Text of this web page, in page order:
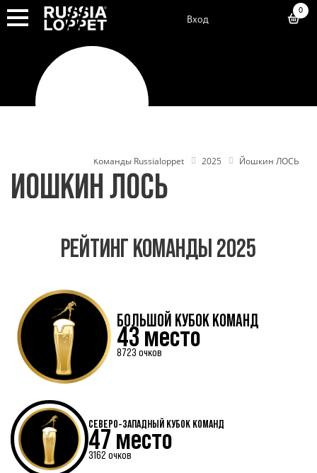
Вход
0
Команды Russialoppet 2025 Йошкин ЛОСЬ
ЙОШКИН ЛОСЬ
РЕЙТИНГ КОМАНДЫ 2025
БОЛЬШОЙ КУБОК КОМАНД
43 место
8723 очков
СЕВЕРО-ЗАПАДНЫЙ КУБОК КОМАНД
47 место
3162 очков